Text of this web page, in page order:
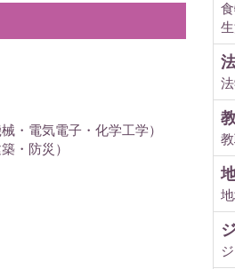
・電気電子・化学工学）
・防災）